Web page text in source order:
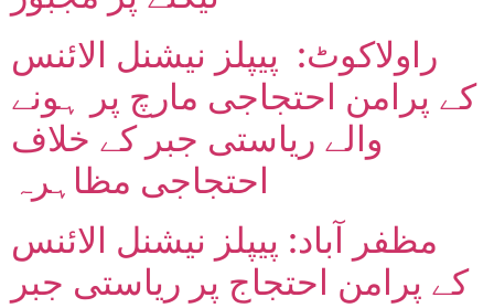
راولاکوٹ: پیپلز نیشنل الائنس
کے پرامن احتجاجی مارچ پر ہونے
والے ریاستی جبر کے خلاف
احتجاجی مظاہرہ
مظفر آباد: پیپلز نیشنل الائنس
کے پرامن احتجاج پر ریاستی جبر